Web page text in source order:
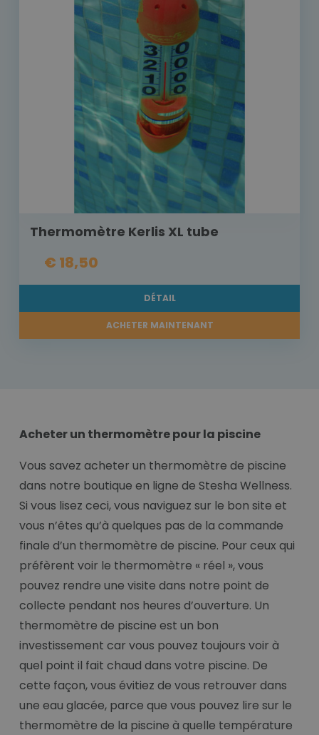
Thermomètre Kerlis XL tube
€ 18,50
DÉTAIL
ACHETER MAINTENANT
Acheter un thermomètre pour la piscine
Vous savez acheter un thermomètre de piscine
dans notre boutique en ligne de Stesha Wellness.
Si vous lisez ceci, vous naviguez sur le bon site et
vous n’êtes qu’à quelques pas de la commande
finale d’un thermomètre de piscine. Pour ceux qui
préfèrent voir le thermomètre « réel », vous
pouvez rendre une visite dans notre point de
collecte pendant nos heures d’ouverture. Un
thermomètre de piscine est un bon
investissement car vous pouvez toujours voir à
quel point il fait chaud dans votre piscine. De
cette façon, vous évitiez de vous retrouver dans
une eau glacée, parce que vous pouvez lire sur le
thermomètre de la piscine à quelle température